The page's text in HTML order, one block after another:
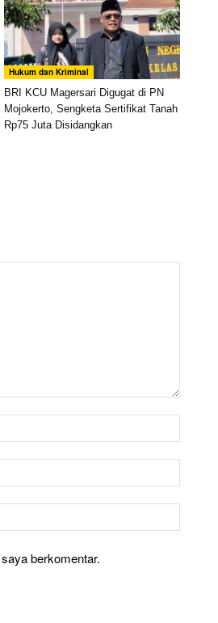
Hukum dan Kriminal
BRI KCU Magersari Digugat di PN
Mojokerto, Sengketa Sertifikat Tanah
Rp75 Juta Disidangkan
berkomentar.